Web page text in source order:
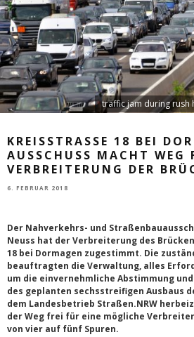
traffic jam during rush
KREISSTRASSE 18 BEI
USSCHUSS MACHT WEG
ERBREITERUNG DER
6. FEBRUAR 2018
Der Nahverkehrs- und
Neuss hat der Verbreiterung des
18 bei Dormagen zugestimmt. Die
beauftragten die Verwaltung, alles
um die einvernehmliche Abstimmung
des geplanten sechsstreifigen Ausbaus
dem Landesbetrieb Straßen.NRW
der Weg frei für eine mögliche
von vier auf fünf Spuren.